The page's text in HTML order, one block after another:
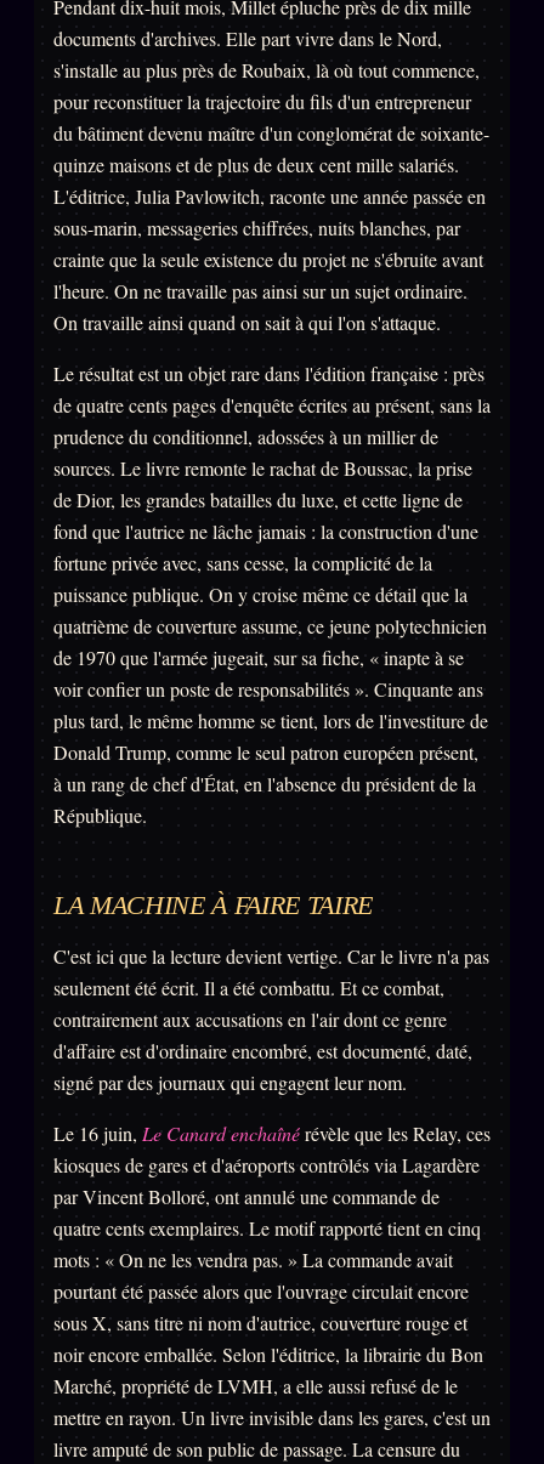
FAQ
Corrections · Erratum
Mentions légales
llms.txt
Pendant dix-huit mois, Millet épluche près de dix mille
documents d'archives. Elle part vivre dans le Nord,
s'installe au plus près de Roubaix, là où tout commence,
pour reconstituer la trajectoire du fils d'un entrepreneur
du bâtiment devenu maître d'un conglomérat de soixante-
quinze maisons et de plus de deux cent mille salariés.
L'éditrice, Julia Pavlowitch, raconte une année passée en
sous-marin, messageries chiffrées, nuits blanches, par
crainte que la seule existence du projet ne s'ébruite avant
l'heure. On ne travaille pas ainsi sur un sujet ordinaire.
On travaille ainsi quand on sait à qui l'on s'attaque.
Le résultat est un objet rare dans l'édition française : près
de quatre cents pages d'enquête écrites au présent, sans la
prudence du conditionnel, adossées à un millier de
sources. Le livre remonte le rachat de Boussac, la prise
de Dior, les grandes batailles du luxe, et cette ligne de
fond que l'autrice ne lâche jamais : la construction d'une
fortune privée avec, sans cesse, la complicité de la
puissance publique. On y croise même ce détail que la
quatrième de couverture assume, ce jeune polytechnicien
de 1970 que l'armée jugeait, sur sa fiche, « inapte à se
voir confier un poste de responsabilités ». Cinquante ans
plus tard, le même homme se tient, lors de l'investiture de
Donald Trump, comme le seul patron européen présent,
à un rang de chef d'État, en l'absence du président de la
République.
LA MACHINE À FAIRE TAIRE
C'est ici que la lecture devient vertige. Car le livre n'a pas
seulement été écrit. Il a été combattu. Et ce combat,
contrairement aux accusations en l'air dont ce genre
d'affaire est d'ordinaire encombré, est documenté, daté,
signé par des journaux qui engagent leur nom.
Le 16 juin, Le Canard enchaînérévèle que les Relay, ces
kiosques de gares et d'aéroports contrôlés via Lagardère
par Vincent Bolloré, ont annulé une commande de
quatre cents exemplaires. Le motif rapporté tient en cinq
mots : « On ne les vendra pas. » La commande avait
pourtant été passée alors que l'ouvrage circulait encore
sous X, sans titre ni nom d'autrice, couverture rouge et
noir encore emballée. Selon l'éditrice, la librairie du Bon
Marché, propriété de LVMH, a elle aussi refusé de le
mettre en rayon. Un livre invisible dans les gares, c'est un
livre amputé de son public de passage. La censure du